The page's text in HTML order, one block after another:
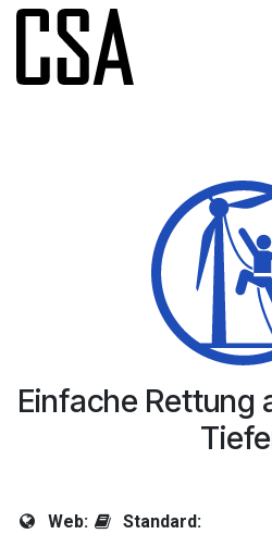
Zum Inhalt springen
Einfache Rettung
Web: Standard: